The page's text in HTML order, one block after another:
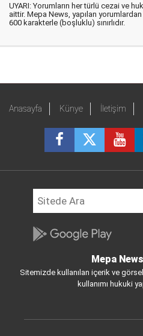
UYARI: Yorumların her türlü cezai ve
aittir. Mepa News, yapılan
600 karakterle (boşluklu) sınırlıdır.
Anasayfa Künye İletişim
Mepa News
Sitemizde kullanılan içerik ve
kullanımı hukuki